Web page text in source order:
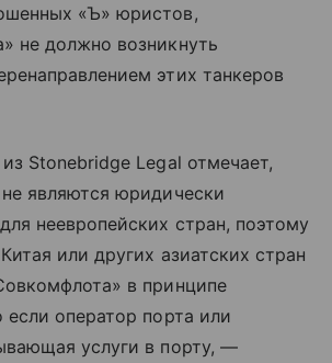
«Ъ» юристов,
не должно возникнуть
этих танкеров
Stonebridge Legal отмечает,
являются юридически
неевропейских стран, поэтому
или других азиатских стран
в принципе
оператор порта или
услуги в порту, —